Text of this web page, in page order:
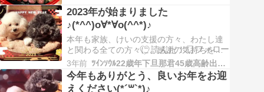
調べにあちこち歩いて探してきたようで
す。 一昔前ゆうの子供時代にはお正月は凧
揚げ(カイト)やってる子もちらほら居たん…
2023年が始まりました
♪(*^^)o∀*∀o(^^*)♪
本年も家族、けいの支援の方々、わたし達
と関わる全ての方々に、感謝の気持ちを忘
れずに日々過ごしていきたいです。 どうし
てもネガティヴな気持ちが出てきてしまう
場面があっても逆にその事を強みに変換し
3年前 ﾂｲﾝｿｳﾙ22歳年下旦那君45歳高齢出産熟女妻の日々徒然
今年もありがとう、良いお年をお迎
えください(*´꒳`*)♪